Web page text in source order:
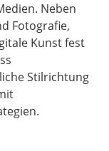
Neben
Fotografie,
Kunst fest
Stilrichtung